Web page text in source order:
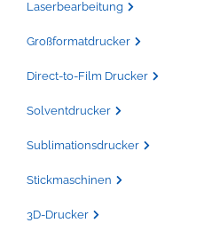
Laserbearbeitung
Großformatdrucker
Direct-to-Film Drucker
Solventdrucker
Sublimationsdrucker
Stickmaschinen
3D-Drucker